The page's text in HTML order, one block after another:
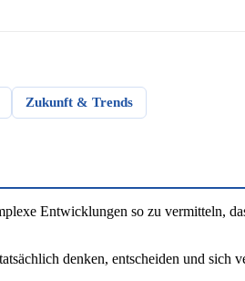
Zukunft & Trends
Entwicklungen so zu vermitteln,
denken, entscheiden und sich